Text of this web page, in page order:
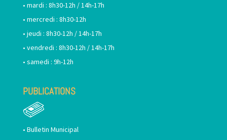
• mardi : 8h30-12h / 14h-17h
• mercredi : 8h30-12h
• jeudi : 8h30-12h / 14h-17h
• vendredi : 8h30-12h / 14h-17h
• samedi : 9h-12h
PUBLICATIONS
• Bulletin Municipal